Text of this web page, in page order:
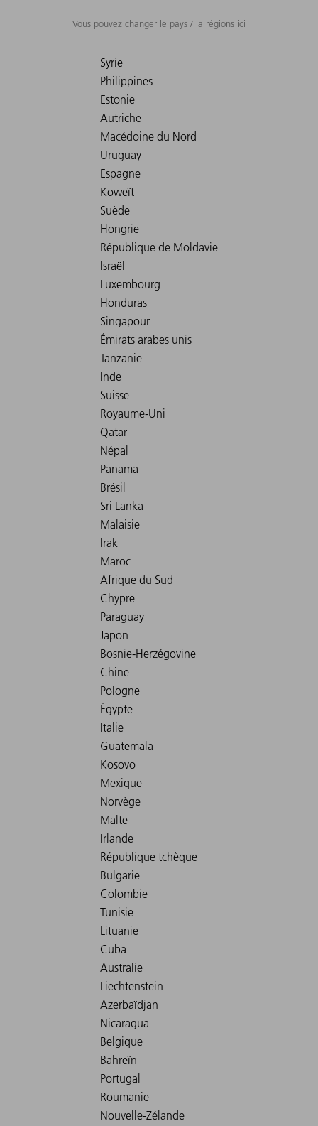
Vous pouvez changer le pays / la régions ici